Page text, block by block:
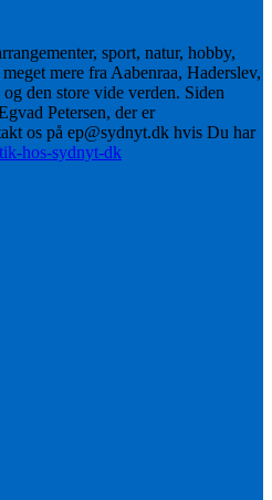
sport, natur, hobby,
mere fra Aabenraa, Haderslev,
den store vide verden. Siden
Petersen, der er
os på ep@sydnyt.dk hvis Du har
hos-sydnyt-dk